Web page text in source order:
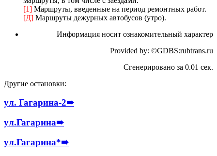
[1] Маршруты, введенные на период ремонтных работ.
[Д] Маршруты дежурных автобусов (утро).
Информация носит ознакомительный характер
Provided by: ©GDBS:rubtrans.ru
Сгенерировано за 0.01 сек.
Другие остановки:
ул. Гагарина-2➠
ул.Гагарина➠
ул.Гагарина*➠